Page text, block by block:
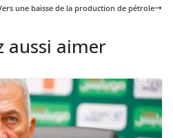
une baisse de la production de pétrole
aussi aimer